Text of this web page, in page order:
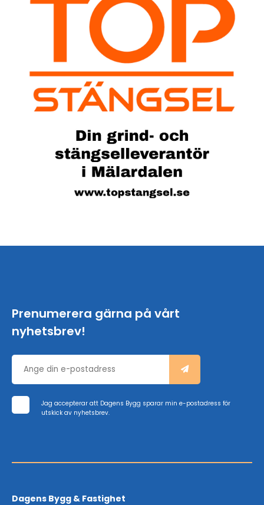
Prenumerera gärna på vårt
nyhetsbrev!
Jag accepterar att Dagens Bygg sparar min e-postadress för
utskick av nyhetsbrev.
Dagens Bygg & Fastighet